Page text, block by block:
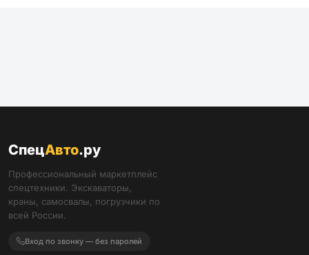
СпецАвто.ру
Профессиональный маркетплейс
спецтехники. Экскаваторы,
краны, самосвалы, погрузчики по
всей России.
Вход по звонку — без паролей